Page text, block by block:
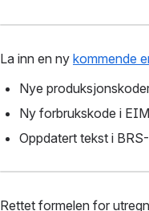
La inn en ny kommende
Nye
Ny forbrukskode i
Oppdatert tekst i
Rettet formelen for